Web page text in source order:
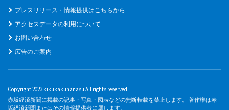
プレスリリース・情報提供はこちらから
アクセスデータの利用について
お問い合わせ
広告のご案内
Copyright 2023 kikukakuhanasu All rights reserved.
赤坂経済新聞に掲載の記事・写真・図表などの無断転載を禁止します。 著作権は赤
坂経済新聞またはその情報提供者に属します。